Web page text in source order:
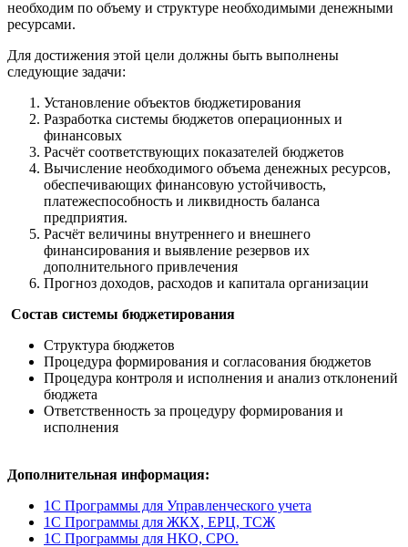
необходим по объему и структуре необходимыми денежными
ресурсами.
Для достижения этой цели должны быть выполнены
следующие задачи:
Установление объектов бюджетирования
Разработка системы бюджетов операционных и
финансовых
Расчёт соответствующих показателей бюджетов
Вычисление необходимого объема денежных ресурсов,
обеспечивающих финансовую устойчивость,
платежеспособность и ликвидность баланса
предприятия.
Расчёт величины внутреннего и внешнего
финансирования и выявление резервов их
дополнительного привлечения
Прогноз доходов, расходов и капитала организации
Состав системы бюджетирования
Структура бюджетов
Процедура формирования и согласования бюджетов
Процедура контроля и исполнения и анализ отклонений
бюджета
Ответственность за процедуру формирования и
исполнения
Дополнительная информация:
1С Программы для Управленческого учета
1С Программы для ЖКХ, ЕРЦ, ТСЖ
1С Программы для НКО, СРО.